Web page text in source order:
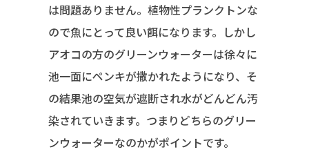
は問題ありません。植物性プランクトンな
ので魚にとって良い餌になります。しかし
アオコの方のグリーンウォーターは徐々に
池一面にペンキが撒かれたようになり、そ
の結果池の空気が遮断され水がどんどん汚
染されていきます。つまりどちらのグリー
ンウォーターなのかがポイントです。